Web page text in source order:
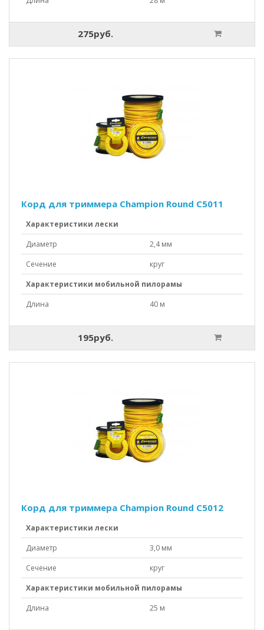
275руб.
Корд для триммера Champion Round C5011
Характеристики лески
Диаметр
2,4 мм
Сечение
круг
Характеристики мобильной пилорамы
Длина
40 м
195руб.
Корд для триммера Champion Round C5012
Характеристики лески
Диаметр
3,0 мм
Сечение
круг
Характеристики мобильной пилорамы
Длина
25 м